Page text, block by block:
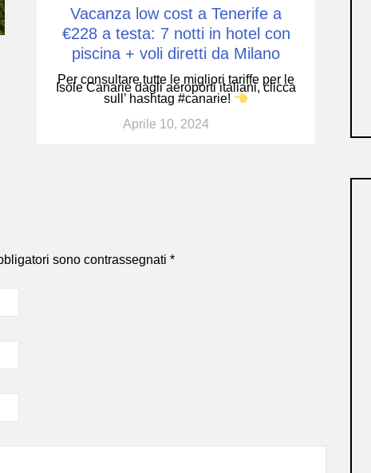
Vacanza low cost a Tenerife a
€228 a testa: 7 notti in hotel con
piscina + voli diretti da Milano
Per consultare tutte le migliori tariffe per le
Isole Canarie dagli aeroporti italiani, clicca
sull’ hashtag #canarie!
Aprile 10, 2024
sono contrassegnati *